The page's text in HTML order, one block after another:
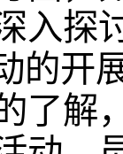
入探
的开
了解